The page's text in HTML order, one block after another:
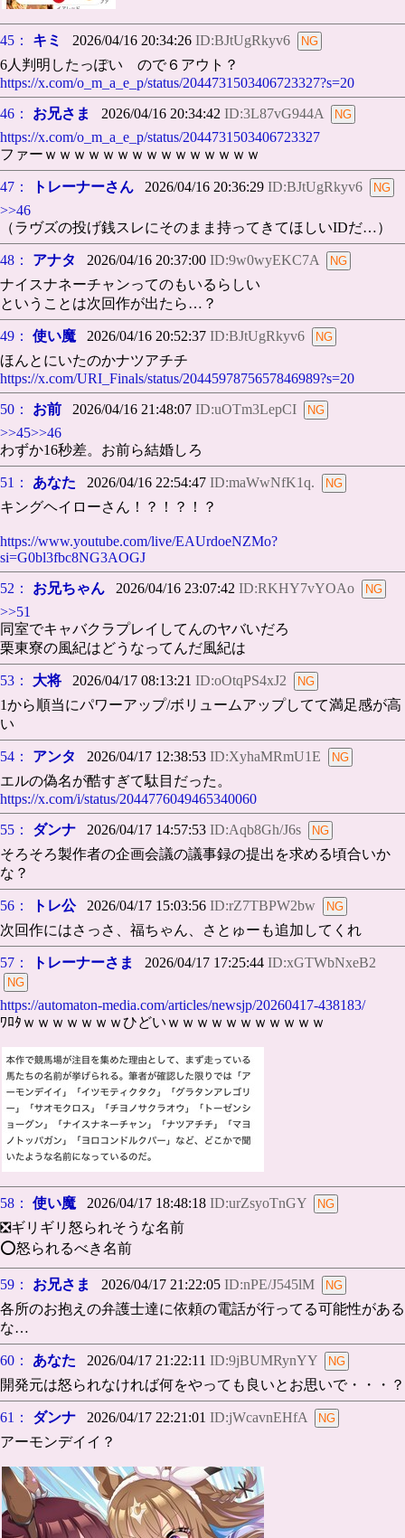
45： キミ 2026/04/16 20:34:26 ID:BJtUgRkyv6
6人判明したっぽい ので６アウト？
https://x.com/o_m_a_e_p/status/2044731503406723327?s=20
46：
お兄さま 2026/04/16 20:34:42 ID:3L87vG944A
https://x.com/o_m_a_e_p/status/2044731503406723327
ファーｗｗｗｗｗｗｗｗｗｗｗｗｗｗｗ
47： トレーナーさん 2026/04/16 20:36:29 ID:BJtUgRkyv6
>>46
（ラヴズの投げ銭スレにそのまま持ってきてほしいIDだ…）
48： アナタ 2026/04/16 20:37:00 ID:9w0wyEKC7A
ナイスナネーチャンってのもいるらしい
ということは次回作が出たら…？
49： 使い魔 2026/04/16 20:52:37 ID:BJtUgRkyv6
ほんとにいたのかナツアチチ
https://x.com/URI_Finals/status/2044597875657846989?s=20
50：
お前 2026/04/16 21:48:07 ID:uOTm3LepCI
>>45>>46
わずか16秒差。お前ら結婚しろ
51： あなた 2026/04/16 22:54:47 ID:maWwNfK1q.
キングヘイローさん！？！？！？
https://www.youtube.com/live/EAUrdoeNZMo?
si=G0bl3fbc8NG3AOGJ
52：
お兄ちゃん 2026/04/16 23:07:42 ID:RKHY7vYOAo
>>51
同室でキャバクラプレイしてんのヤバいだろ
栗東寮の風紀はどうなってんだ風紀は
53： 大将 2026/04/17 08:13:21 ID:oOtqPS4xJ2
1から順当にパワーアップ/ボリュームアップしてて満足感が高
い
54： アンタ 2026/04/17 12:38:53 ID:XyhaMRmU1E
エルの偽名が酷すぎて駄目だった。
https://x.com/i/status/2044776049465340060
55：
ダンナ 2026/04/17 14:57:53 ID:Aqb8Gh/J6s
そろそろ製作者の企画会議の議事録の提出を求める頃合いか
な？
56： トレ公2026/04/17 15:03:56 ID:rZ7TBPW2bw
次回作にはさっさ、福ちゃん、さとゅーも追加してくれ
57： トレーナーさま 2026/04/17 17:25:44 ID:xGTWbNxeB2
https://automaton-media.com/articles/newsjp/20260417-438183/
ﾜﾛﾀｗｗｗｗｗｗｗひどいｗｗｗｗｗｗｗｗｗｗｗ
58： 使い魔 2026/04/17 18:48:18 ID:urZsyoTnGY
❎️ギリギリ怒られそうな名前
⭕️怒られるべき名前
59： お兄さま 2026/04/17 21:22:05 ID:nPE/J545lM
各所のお抱えの弁護士達に依頼の電話が行ってる可能性がある
な…
60： あなた 2026/04/17 21:22:11 ID:9jBUMRynYY
開発元は怒られなければ何をやっても良いとお思いで・・・？
61： ダンナ 2026/04/17 22:21:01 ID:jWcavnEHfA
アーモンデイイ？